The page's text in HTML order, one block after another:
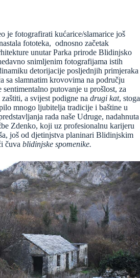
je fotografirati kućarice/slamarice još
fototeka, odnosno začetak
unutar Parka prirode Blidinjsko
snimljenim fotografijama istih
detorijacije posljednjih primjeraka
sa slamnatim krovovima na području
putovanje u prošlost, za
a svijest podigne na drugi kat, stoga
mnogo ljubitelja tradicije i baštine u
rada naše Udruge, nadahnuta
Zdenko, koji uz profesionalnu karijeru
još od djetinjstva planinari Blidinjskim
čuva blidinjske spomenike.